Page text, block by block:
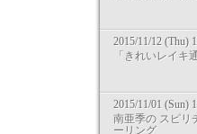
2015/11/12 (Thu)
「きれいレイキ
2015/11/01 (Sun)
南亜季の スピリ
ーリング